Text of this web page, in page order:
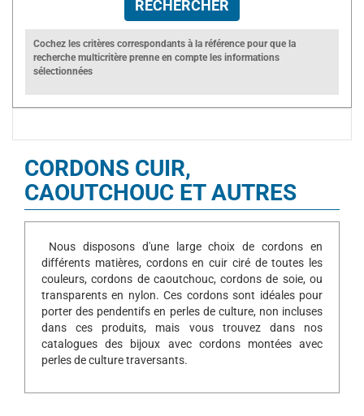
Cochez les critères correspondants à la référence pour que la
recherche multicritère prenne en compte les informations
sélectionnées
CORDONS CUIR,
CAOUTCHOUC ET AUTRES
Nous disposons d'une large choix de cordons en
différents matières, cordons en cuir ciré de toutes les
couleurs, cordons de caoutchouc, cordons de soie, ou
transparents en nylon. Ces cordons sont idéales pour
porter des pendentifs en perles de culture, non incluses
dans ces produits, mais vous trouvez dans nos
catalogues des bijoux avec cordons montées avec
perles de culture traversants.